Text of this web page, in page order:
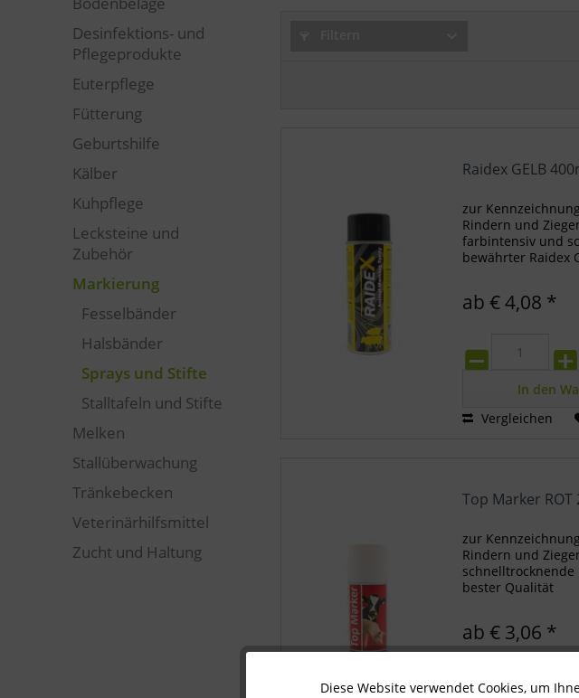
Desinfektions- und
Pflegeprodukte
Euterpflege
Fütterung
Geburtshilfe
Kälber
Kuhpflege
Lecksteine und
Zubehör
Markierung
Fesselbänder
Halsbänder
Sprays und Stifte
Stalltafeln und Stifte
Melken
Stallüberwachung
Tränkebecken
Veterinärhilfsmittel
Zucht und Haltung
Raidex GELB
zur
Rindern und
farbintensiv und
bewährter Raidex
ab € 4,08 *
In den
Vergleichen
Top Marker ROT
zur
Rindern und
bester Qualität
ab € 3,06 *
Technisch notwendig
Diese Website verwendet Cookies, um